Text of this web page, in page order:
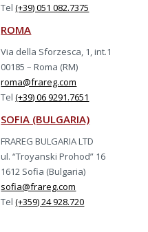
Tel(+39) 051 082.7375
ROMA
Via della Sforzesca, 1, int.1
00185 – Roma (RM)
roma@frareg.com
Tel(+39) 06 9291.7651
SOFIA (BULGARIA)
FRAREG BULGARIA LTD
ul. “Troyanski Prohod” 16
1612 Sofia (Bulgaria)
sofia@frareg.com
Tel(+359) 24 928.720